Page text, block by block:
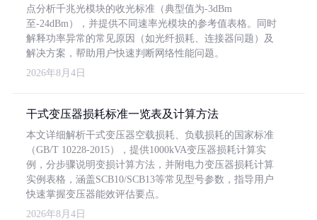
点分析千兆光模块的收光标准（典型值为-3dBm
至-24dBm），并提供不同速率光模块的参考值表格。同时
解释功率异常的常见原因（如光纤损耗、连接器问题）及
解决方案，帮助用户快速判断网络性能问题。
2026年8月4日
干式变压器损耗标准一览表及计算方法
本文详细解析干式变压器空载损耗、负载损耗的国家标准
（GB/T 10228-2015），提供1000kVA变压器损耗计算实
例，分步骤说明变损计算方法，并附电力变压器损耗计算
实例表格，涵盖SCB10/SCB13等常见型号参数，指导用户
快速掌握变压器能效评估要点。
2026年8月4日